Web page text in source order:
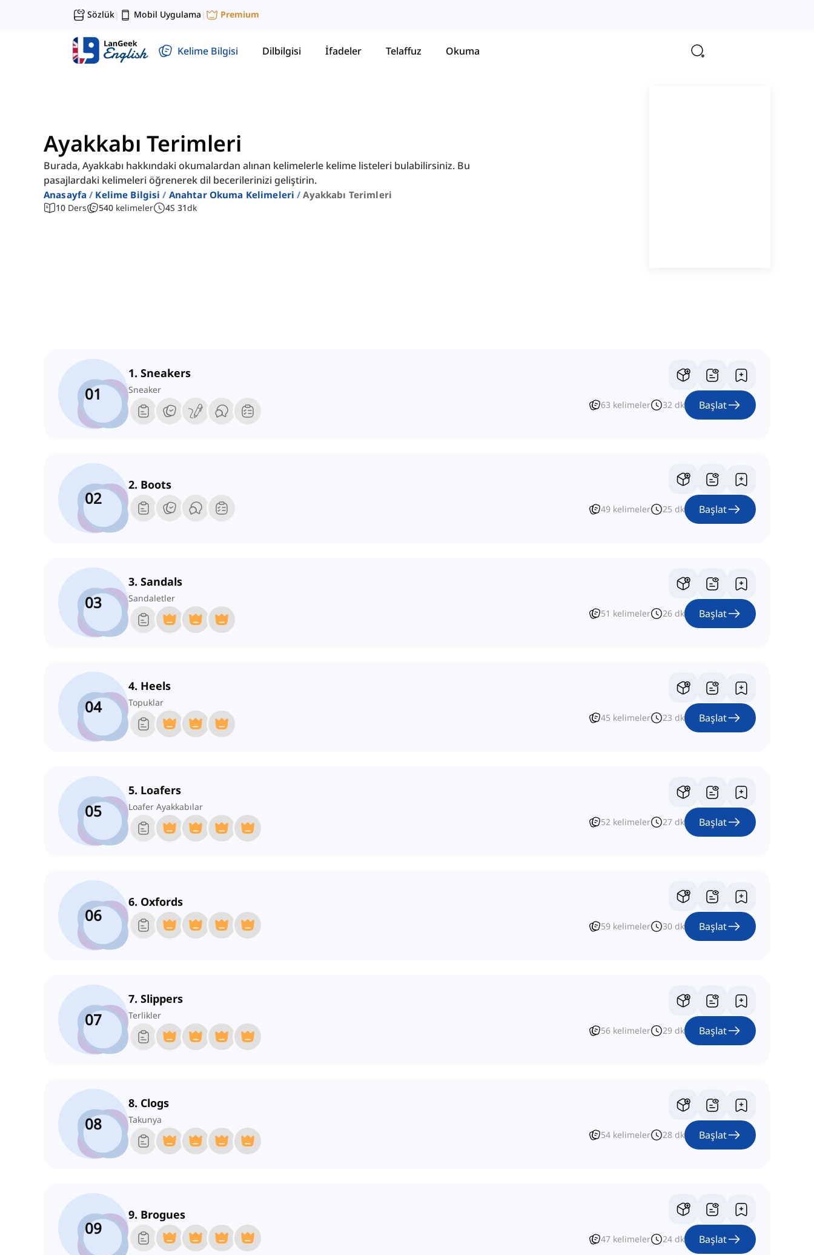
Sözlük| Mobil Uygulama | Premium
Kelime Bilgisi Dilbilgisi İfadeler Telaffuz Okuma
Ayakkabı Terimleri
Burada, Ayakkabı hakkındaki okumalardan alınan kelimelerle kelime listeleri bulabilirsiniz. Bu
pasajlardaki kelimeleri öğrenerek dil becerilerinizi geliştirin.
Anasayfa Kelime Bilgisi Anahtar Okuma Kelimeleri Ayakkabı Terimleri
10 Ders 540 kelimeler 4S 31dk
01
1. Sneakers
Sneaker
63 kelimeler 32 dk Başlat
02
2. Boots
49 kelimeler 25 dk Başlat
03
3. Sandals
Sandaletler
51 kelimeler 26 dk Başlat
04
4. Heels
Topuklar
45 kelimeler 23 dk Başlat
05
5. Loafers
Loafer Ayakkabılar
52 kelimeler 27 dk Başlat
06
6. Oxfords
59 kelimeler 30 dk Başlat
07
7. Slippers
Terlikler
56 kelimeler 29 dk Başlat
08
8. Clogs
Takunya
54 kelimeler 28 dk Başlat
09
9. Brogues
47 kelimeler 24 dk Başlat